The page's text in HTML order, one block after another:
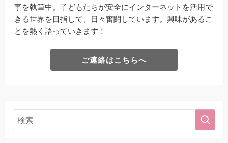
事を執筆中。子どもたちが安全にインターネットを活用で
きる世界を目指して、日々奮闘しています。興味があるこ
とを熱く語っていきます！
ご連絡はこちらへ